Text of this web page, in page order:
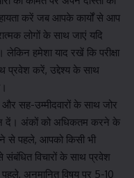
करें जब आपके कार्यों से आप
लोगों के साथ जाएं यदि
हमेशा याद रखें कि परीक्षा
करें, उद्देश्य के साथ
सह-उम्मीदवारों के साथ जोर
दें। अंकों को अधिकतम करने के
से पहले, आपको किसी भी
विचारों के साथ प्रवेश
अनुमानित विषय पर 5-10